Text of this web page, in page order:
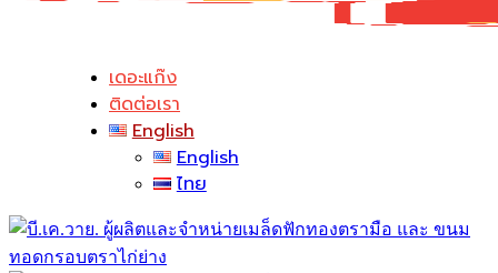
เดอะแก๊ง
ติดต่อเรา
English
English
ไทย